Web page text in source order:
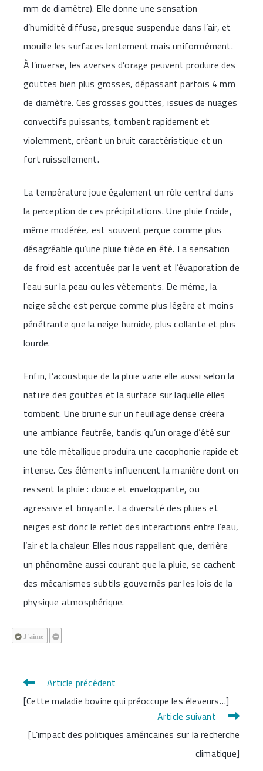
mm de diamètre). Elle donne une sensation
d’humidité diffuse, presque suspendue dans l’air, et
mouille les surfaces lentement mais uniformément.
À l’inverse, les averses d’orage peuvent produire des
gouttes bien plus grosses, dépassant parfois 4 mm
de diamètre. Ces grosses gouttes, issues de nuages
convectifs puissants, tombent rapidement et
violemment, créant un bruit caractéristique et un
fort ruissellement.
La température joue également un rôle central dans
la perception de ces précipitations. Une pluie froide,
même modérée, est souvent perçue comme plus
désagréable qu’une pluie tiède en été. La sensation
de froid est accentuée par le vent et l’évaporation de
l’eau sur la peau ou les vêtements. De même, la
neige sèche est perçue comme plus légère et moins
pénétrante que la neige humide, plus collante et plus
lourde.
Enfin, l’acoustique de la pluie varie elle aussi selon la
nature des gouttes et la surface sur laquelle elles
tombent. Une bruine sur un feuillage dense créera
une ambiance feutrée, tandis qu’un orage d’été sur
une tôle métallique produira une cacophonie rapide et
intense. Ces éléments influencent la manière dont on
ressent la pluie : douce et enveloppante, ou
agressive et bruyante. La diversité des pluies et
neiges est donc le reflet des interactions entre l’eau,
l’air et la chaleur. Elles nous rappellent que, derrière
un phénomène aussi courant que la pluie, se cachent
des mécanismes subtils gouvernés par les lois de la
physique atmosphérique.
J'aime
Read
more
Article précédent
[Cette maladie bovine qui préoccupe les éleveurs…]
Article suivant
[L’impact des politiques américaines sur la recherche
climatique]